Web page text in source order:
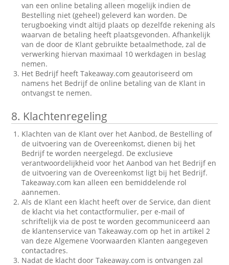
van een online betaling alleen mogelijk indien de
Bestelling niet (geheel) geleverd kan worden. De
terugboeking vindt altijd plaats op dezelfde rekening als
waarvan de betaling heeft plaatsgevonden. Afhankelijk
van de door de Klant gebruikte betaalmethode, zal de
verwerking hiervan maximaal 10 werkdagen in beslag
nemen.
Het Bedrijf heeft Takeaway.com geautoriseerd om
namens het Bedrijf de online betaling van de Klant in
ontvangst te nemen.
8. Klachtenregeling
Klachten van de Klant over het Aanbod, de Bestelling of
de uitvoering van de Overeenkomst, dienen bij het
Bedrijf te worden neergelegd. De exclusieve
verantwoordelijkheid voor het Aanbod van het Bedrijf en
de uitvoering van de Overeenkomst ligt bij het Bedrijf.
Takeaway.com kan alleen een bemiddelende rol
aannemen.
Als de Klant een klacht heeft over de Service, dan dient
de klacht via het contactformulier, per e-mail of
schriftelijk via de post te worden gecommuniceerd aan
de klantenservice van Takeaway.com op het in artikel 2
van deze Algemene Voorwaarden Klanten aangegeven
contactadres.
Nadat de klacht door Takeaway.com is ontvangen zal